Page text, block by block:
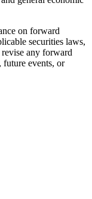
on forward
securities laws,
any forward
events, or